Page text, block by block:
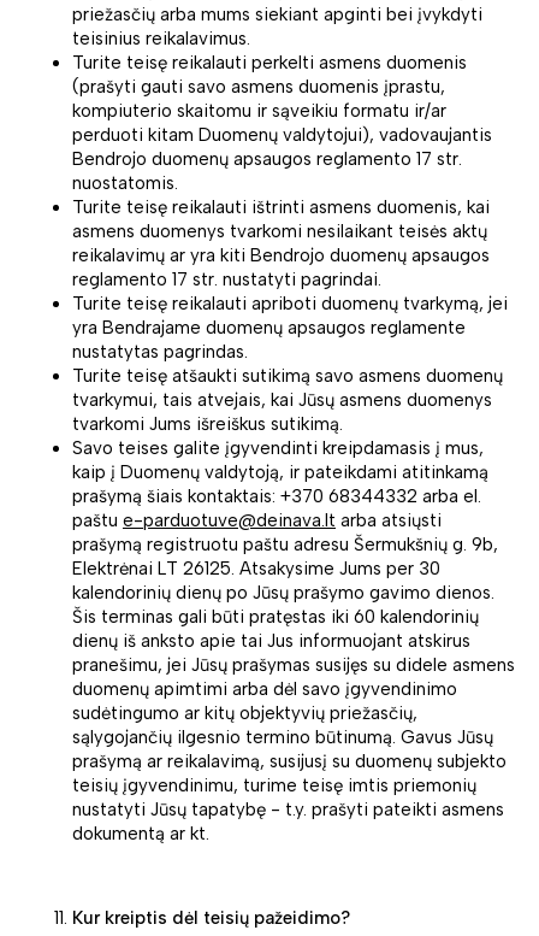
priežasčių arba mums siekiant apginti bei įvykdyti
teisinius reikalavimus.
Turite teisę reikalauti perkelti asmens duomenis
(prašyti gauti savo asmens duomenis įprastu,
kompiuterio skaitomu ir sąveikiu formatu ir/ar
perduoti kitam Duomenų valdytojui), vadovaujantis
Bendrojo duomenų apsaugos reglamento 17 str.
nuostatomis.
Turite teisę reikalauti ištrinti asmens duomenis, kai
asmens duomenys tvarkomi nesilaikant teisės aktų
reikalavimų ar yra kiti Bendrojo duomenų apsaugos
reglamento 17 str. nustatyti pagrindai.
Turite teisę reikalauti apriboti duomenų tvarkymą, jei
yra Bendrajame duomenų apsaugos reglamente
nustatytas pagrindas.
Turite teisę atšaukti sutikimą savo asmens duomenų
tvarkymui, tais atvejais, kai Jūsų asmens duomenys
tvarkomi Jums išreiškus sutikimą.
Savo teises galite įgyvendinti kreipdamasis į mus,
kaip į Duomenų valdytoją, ir pateikdami atitinkamą
prašymą šiais kontaktais: +370 68344332 arba el.
paštu e-parduotuve@deinava.lt arba atsiųsti
prašymą registruotu paštu adresu Šermukšnių g. 9b,
Elektrėnai LT 26125. Atsakysime Jums per 30
kalendorinių dienų po Jūsų prašymo gavimo dienos.
Šis terminas gali būti pratęstas iki 60 kalendorinių
dienų iš anksto apie tai Jus informuojant atskirus
pranešimu, jei Jūsų prašymas susijęs su didele asmens
duomenų apimtimi arba dėl savo įgyvendinimo
sudėtingumo ar kitų objektyvių priežasčių,
sąlygojančių ilgesnio termino būtinumą. Gavus Jūsų
prašymą ar reikalavimą, susijusį su duomenų subjekto
teisių įgyvendinimu, turime teisę imtis priemonių
nustatyti Jūsų tapatybę - t.y. prašyti pateikti asmens
dokumentą ar kt.
Kur kreiptis dėl teisių pažeidimo?